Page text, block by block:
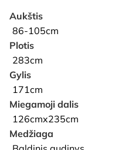
Aukštis
86-105cm
Plotis
283cm
Gylis
171cm
Miegamoji dalis
126cmx235cm
Medžiaga